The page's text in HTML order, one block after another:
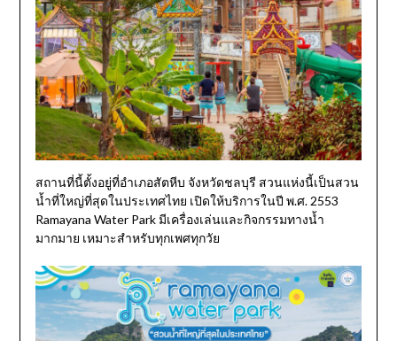
สถานที่นี้ตั้งอยู่ที่อำเภอสัตหีบ จังหวัดชลบุรี สวนแห่งนี้เป็นสวน
น้ำที่ใหญ่ที่สุดในประเทศไทย เปิดให้บริการในปี พ.ศ. 2553
Ramayana Water Park มีเครื่องเล่นและกิจกรรมทางน้ำ
มากมาย เหมาะสำหรับทุกเพศทุกวัย